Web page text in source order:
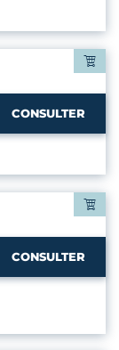
CONSULTER
CONSULTER